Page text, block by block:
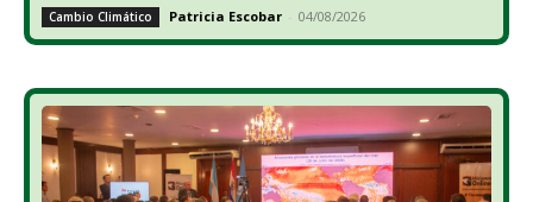
Cambio Climático Patricia Escobar - 04/08/2026